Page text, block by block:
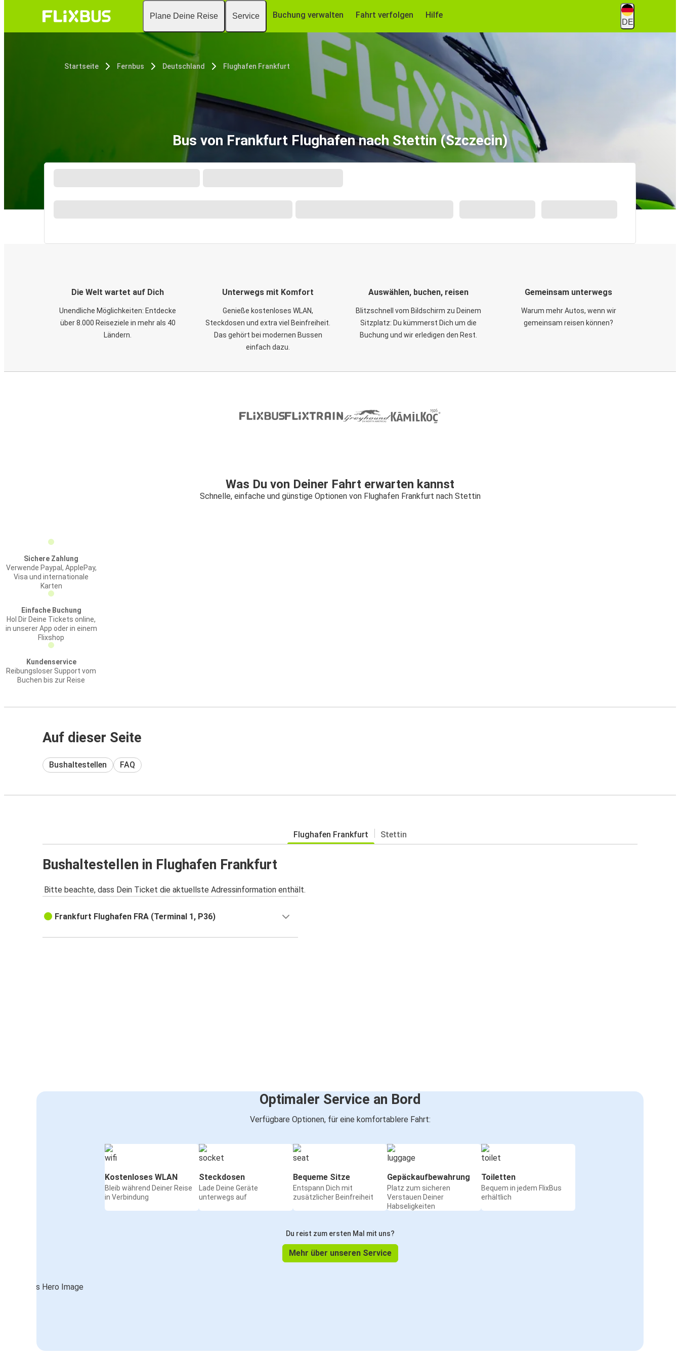
Plane Deine Reise Service Buchung verwalten Fahrt verfolgen Hilfe
DE
Startseite Fernbus Deutschland Flughafen Frankfurt
Bus von Frankfurt Flughafen nach Stettin (Szczecin)
Die Welt wartet auf Dich
Unendliche Möglichkeiten: Entdecke
über 8.000 Reiseziele in mehr als 40
Ländern.
Unterwegs mit Komfort
Genieße kostenloses WLAN,
Steckdosen und extra viel Beinfreiheit.
Das gehört bei modernen Bussen
einfach dazu.
Auswählen, buchen, reisen
Blitzschnell vom Bildschirm zu Deinem
Sitzplatz: Du kümmerst Dich um die
Buchung und wir erledigen den Rest.
Gemeinsam unterwegs
Warum mehr Autos, wenn wir
gemeinsam reisen können?
Was Du von Deiner Fahrt erwarten kannst
Schnelle, einfache und günstige Optionen von Flughafen Frankfurt nach Stettin
Sichere Zahlung
Verwende Paypal, ApplePay,
Visa und internationale
Karten
Einfache Buchung
Hol Dir Deine Tickets online,
in unserer App oder in einem
Flixshop
Kundenservice
Reibungsloser Support vom
Buchen bis zur Reise
Auf dieser Seite
Bushaltestellen FAQ
Flughafen Frankfurt Stettin
Bushaltestellen in Flughafen Frankfurt
Bitte beachte, dass Dein Ticket die aktuellste Adressinformation enthält.
Frankfurt Flughafen FRA (Terminal 1, P36)
Optimaler Service an Bord
Verfügbare Optionen, für eine komfortablere Fahrt:
Kostenloses WLAN
Bleib während Deiner Reise
in Verbindung
Steckdosen
Lade Deine Geräte
unterwegs auf
Bequeme Sitze
Entspann Dich mit
zusätzlicher Beinfreiheit
Gepäckaufbewahrung
Platz zum sicheren
Verstauen Deiner
Habseligkeiten
Toiletten
Bequem in jedem FlixBus
erhältlich
Du reist zum ersten Mal mit uns?
Mehr über unseren Service